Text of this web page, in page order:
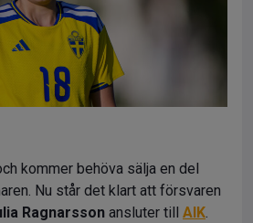
kommer behöva sälja en del
Nu står det klart att försvaren
Ragnarsson ansluter till AIK.